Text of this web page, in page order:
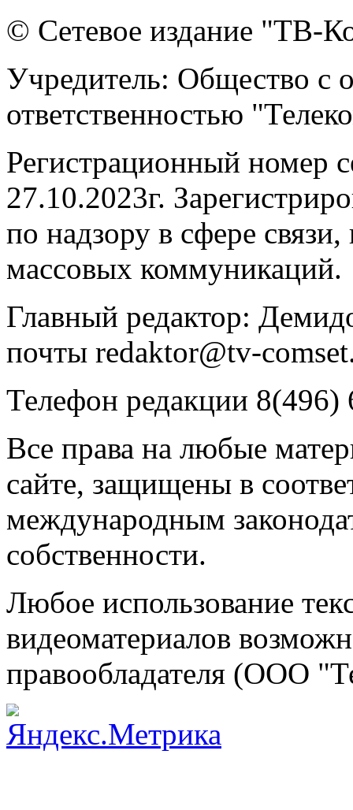
© Сетевое издание "ТВ-
Учредитель: Общество с
ответственностью
Регистрационный
27.10.2023г.
по надзору в сфере
массовых коммуникаций.
Главный редактор:
почты redaktor@tv-
Телефон редакции 8(496)
Все права на любые
сайте, защищены в
международным
собственности.
Любое использование
видеоматериалов
правообладателя (ООО